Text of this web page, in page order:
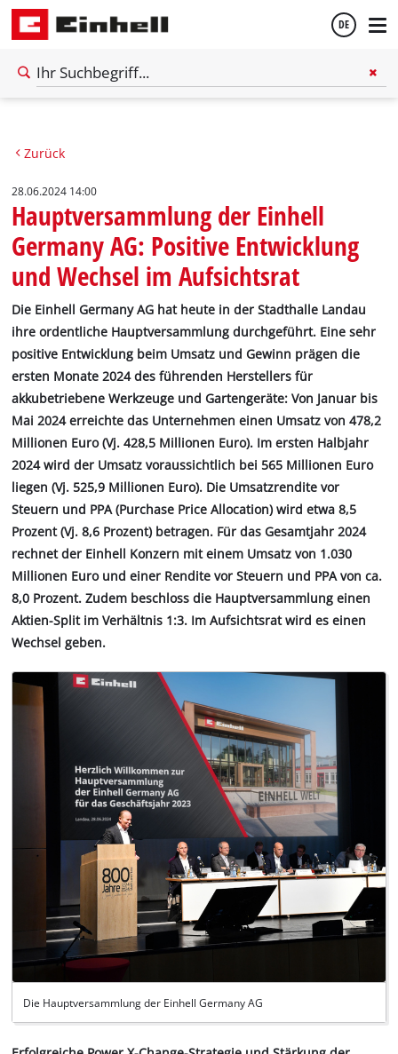
DE
English
Zurück
28.06.2024 14:00
Hauptversammlung der Einhell
Germany AG: Positive Entwicklung
und Wechsel im Aufsichtsrat
Die Einhell Germany AG hat heute in der Stadthalle Landau
ihre ordentliche Hauptversammlung durchgeführt. Eine sehr
positive Entwicklung beim Umsatz und Gewinn prägen die
ersten Monate 2024 des führenden Herstellers für
akkubetriebene Werkzeuge und Gartengeräte: Von Januar bis
Mai 2024 erreichte das Unternehmen einen Umsatz von 478,2
Millionen Euro (Vj. 428,5 Millionen Euro). Im ersten Halbjahr
2024 wird der Umsatz voraussichtlich bei 565 Millionen Euro
liegen (Vj. 525,9 Millionen Euro). Die Umsatzrendite vor
Steuern und PPA (Purchase Price Allocation) wird etwa 8,5
Prozent (Vj. 8,6 Prozent) betragen. Für das Gesamtjahr 2024
rechnet der Einhell Konzern mit einem Umsatz von 1.030
Millionen Euro und einer Rendite vor Steuern und PPA von ca.
8,0 Prozent. Zudem beschloss die Hauptversammlung einen
Aktien-Split im Verhältnis 1:3. Im Aufsichtsrat wird es einen
Wechsel geben.
Die Hauptversammlung der Einhell Germany AG